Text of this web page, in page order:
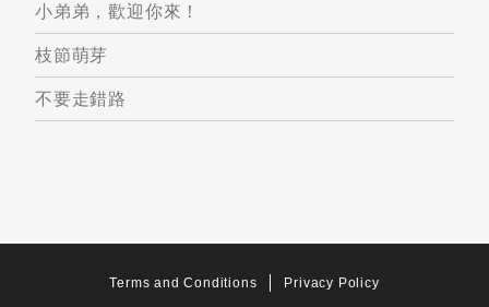
小弟弟，歡迎你來！
枝節萌芽
不要走錯路
Terms and Conditions Privacy Policy